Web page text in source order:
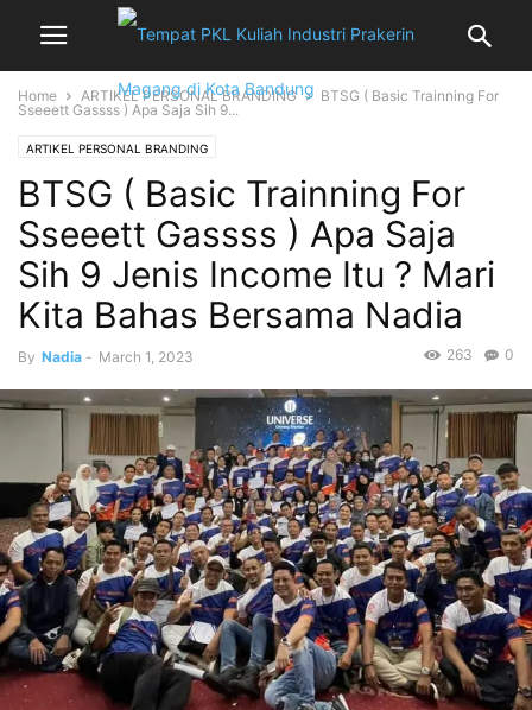
Home ARTIKEL PERSONAL BRANDING
BTSG ( Basic Trainning For
Sseeett Gassss ) Apa Saja Sih 9...
ARTIKEL PERSONAL BRANDING
BTSG ( Basic Trainning For
Sseeett Gassss ) Apa Saja
Sih 9 Jenis Income Itu ? Mari
Kita Bahas Bersama Nadia
By Nadia - March 1, 2023 0
263